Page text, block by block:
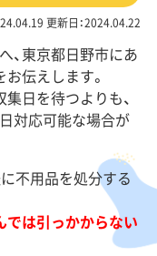
更新日：2024.04.22
、東京都日野市にあ
伝えします。
日を待つよりも、
対応可能な場合が
不用品を処分する
では引っかからない